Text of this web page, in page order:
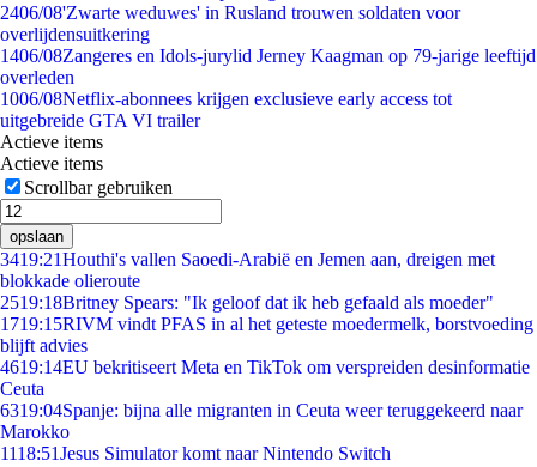
2406/08'Zwarte weduwes' in Rusland trouwen soldaten voor
overlijdensuitkering
1406/08Zangeres en Idols-jurylid Jerney Kaagman op 79-jarige leeftijd
overleden
1006/08Netflix-abonnees krijgen exclusieve early access tot
uitgebreide GTA VI trailer
Actieve items
Actieve items
Scrollbar gebruiken
opslaan
3419:21Houthi's vallen Saoedi-Arabië en Jemen aan, dreigen met
blokkade olieroute
2519:18Britney Spears: "Ik geloof dat ik heb gefaald als moeder"
1719:15RIVM vindt PFAS in al het geteste moedermelk, borstvoeding
blijft advies
4619:14EU bekritiseert Meta en TikTok om verspreiden desinformatie
Ceuta
6319:04Spanje: bijna alle migranten in Ceuta weer teruggekeerd naar
Marokko
1118:51Jesus Simulator komt naar Nintendo Switch